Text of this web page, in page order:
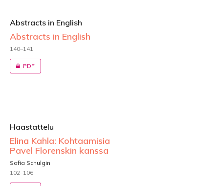
Abstracts in English
Abstracts in English
140–141
PDF
Haastattelu
Elina Kahla: Kohtaamisia
Pavel Florenskin kanssa
Sofia Schulgin
102–106